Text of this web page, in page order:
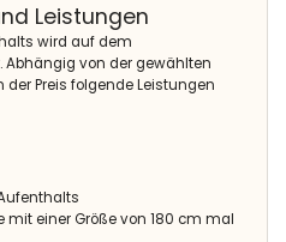
Leistungen
wird auf dem
von der gewählten
Preis folgende Leistungen
mit einer Größe von 180 cm mal